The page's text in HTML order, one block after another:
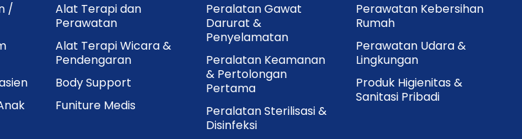
/
Alat Terapi dan
Perawatan
Alat Terapi Wicara &
Pendengaran
Body Support
Funiture Medis
Peralatan Gawat
Darurat &
Penyelamatan
Peralatan Keamanan
& Pertolongan
Pertama
Peralatan Sterilisasi &
Disinfeksi
Perawatan Kebersihan
Rumah
Perawatan Udara &
Lingkungan
Produk Higienitas &
Sanitasi Pribadi